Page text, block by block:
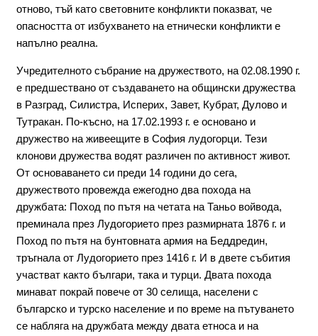
отново, тъй като световните конфликти показват, че
опасността от избухването на етнически конфликти е
напълно реална.
Учредителното събрание на дружеството, на 02.08.1990 г.
е предшествано от създаването на общински дружества
в Разград, Силистра, Исперих, Завет, Кубрат, Дулово и
Тутракан. По-късно, на 17.02.1993 г. е основано и
дружество на живеещите в София лудогорци. Тези
клонови дружества водят различен по активност живот.
От основаването си преди 14 години до сега,
дружеството провежда ежегодно два похода на
дружбата: Поход по пътя на четата на Таньо войвода,
преминала през Лудогорието през размирната 1876 г. и
Поход по пътя на бунтовната армия на Беддредин,
тръгнала от Лудогорието през 1416 г. И в двете събития
участват както българи, така и турци. Двата похода
минават покрай повече от 30 селища, населени с
българско и турско население и по време на пътуването
се набляга на дружбата между двата етноса и на